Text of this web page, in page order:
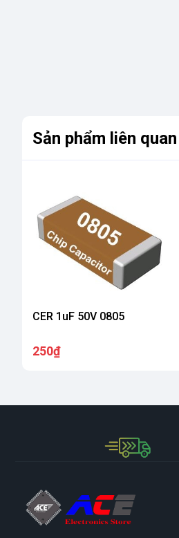
Sản phẩm liên quan
CER 1uF 50V 0805
250₫